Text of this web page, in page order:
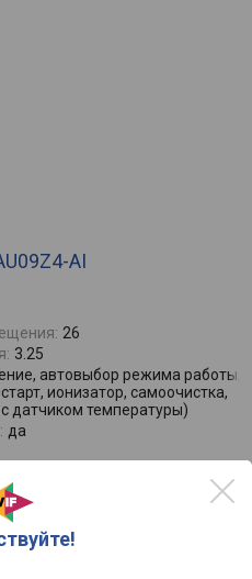
AI
26
3.25
автовыбор режима работы,
ионизатор, самоочистка,
датчиком температуры)
да